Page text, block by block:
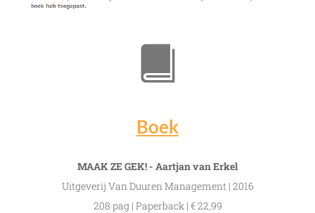
Boek
MAAK ZE GEK! - Aartjan van Erkel
Uitgeverij Van Duuren Management | 2016
208 pag | Paperback | € 22,99